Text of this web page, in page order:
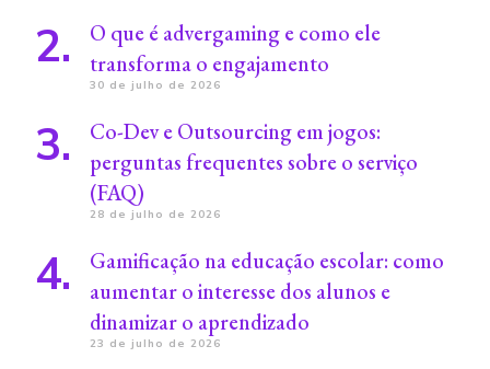
O que é advergaming e como ele
transforma o engajamento
30 de julho de 2026
Co-Dev e Outsourcing em jogos:
perguntas frequentes sobre o serviço
(FAQ)
28 de julho de 2026
Gamificação na educação escolar: como
aumentar o interesse dos alunos e
dinamizar o aprendizado
23 de julho de 2026